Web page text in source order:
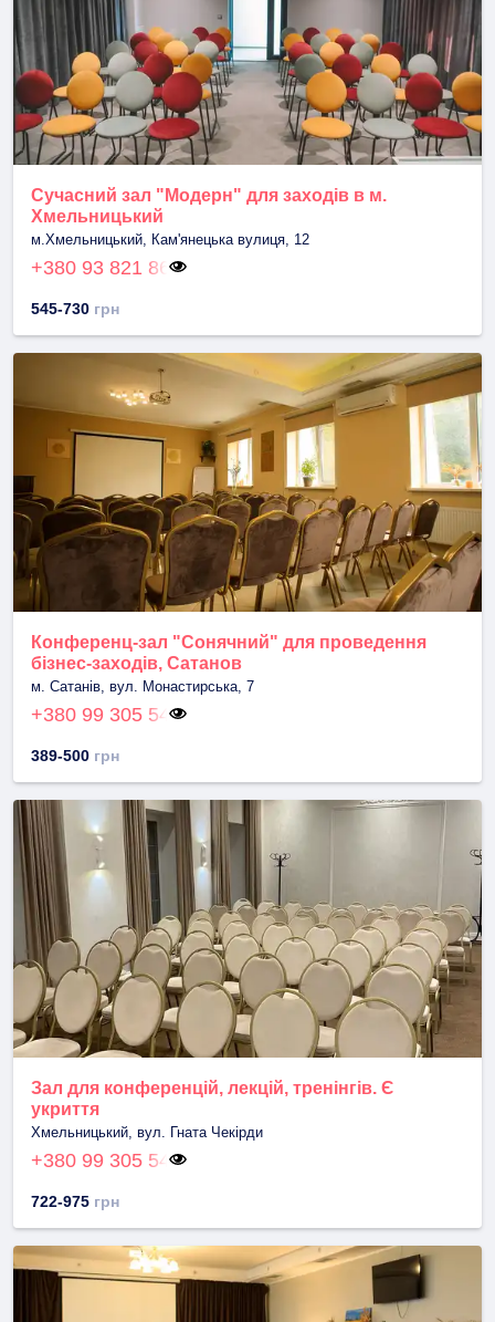
Сучасний зал "Модерн" для заходів в м.
Хмельницький
м.Хмельницький, Кам'янецька вулиця, 12
+380 93 821 86
545-730 грн
Конференц-зал "Сонячний" для проведення
бізнес-заходів, Сатанов
м. Сатанів, вул. Монастирська, 7
+380 99 305 54
389-500 грн
Зал для конференцій, лекцій, тренінгів. Є
укриття
Хмельницький, вул. Гната Чекірди
+380 99 305 54
722-975 грн